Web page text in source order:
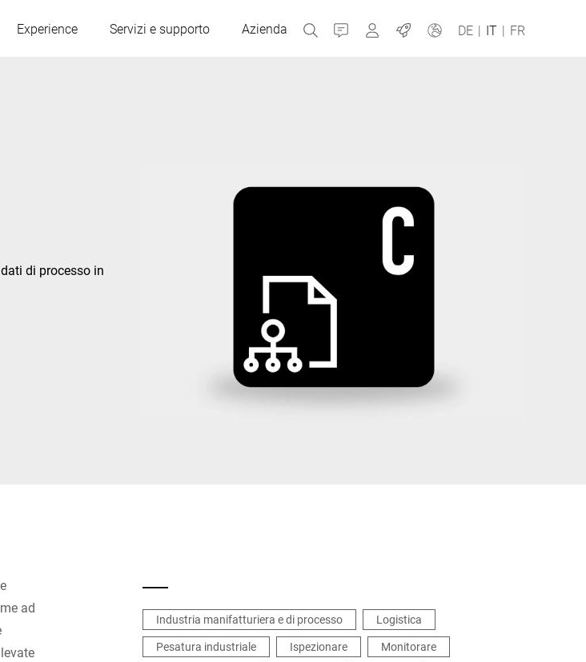
Experience Servizi e supporto Azienda Contatti MyBizerba
Jobs DE | IT | FR
Grecia
Ucraina
di processo in
ad
Industria manifatturiera e di processo
Logistica
Pesatura industriale
Ispezionare
Monitorare